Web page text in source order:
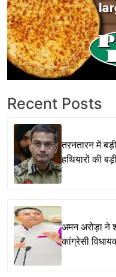
Recent Posts
तरनतारन में
हथियारों की
अमन अरोड़ा ने
कांग्रेसी